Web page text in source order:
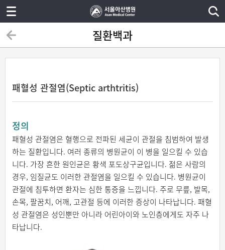
질환백과
패혈성 관절염(Septic arthtritis)
정의
패혈성 관절염은 혈행으로 전파된 세균이 관절을 침범하여 발생
하는 질환입니다. 여러 종류의 병원균이 이 병을 일으킬 수 있습
니다. 가장 흔한 원인균은 황색 포도상구균입니다. 젊은 사람의
경우, 임질균도 이러한 관절염을 일으킬 수 있습니다. 병원균이
관절에 침투하면 환자는 심한 통증을 느낍니다. 주로 무릎, 발목,
손목, 팔꿈치, 어깨, 고관절 등에 이러한 증상이 나타납니다. 패혈
성 관절염은 성인뿐만 아니라 어린아이와 노인층에게도 자주 나
타납니다.